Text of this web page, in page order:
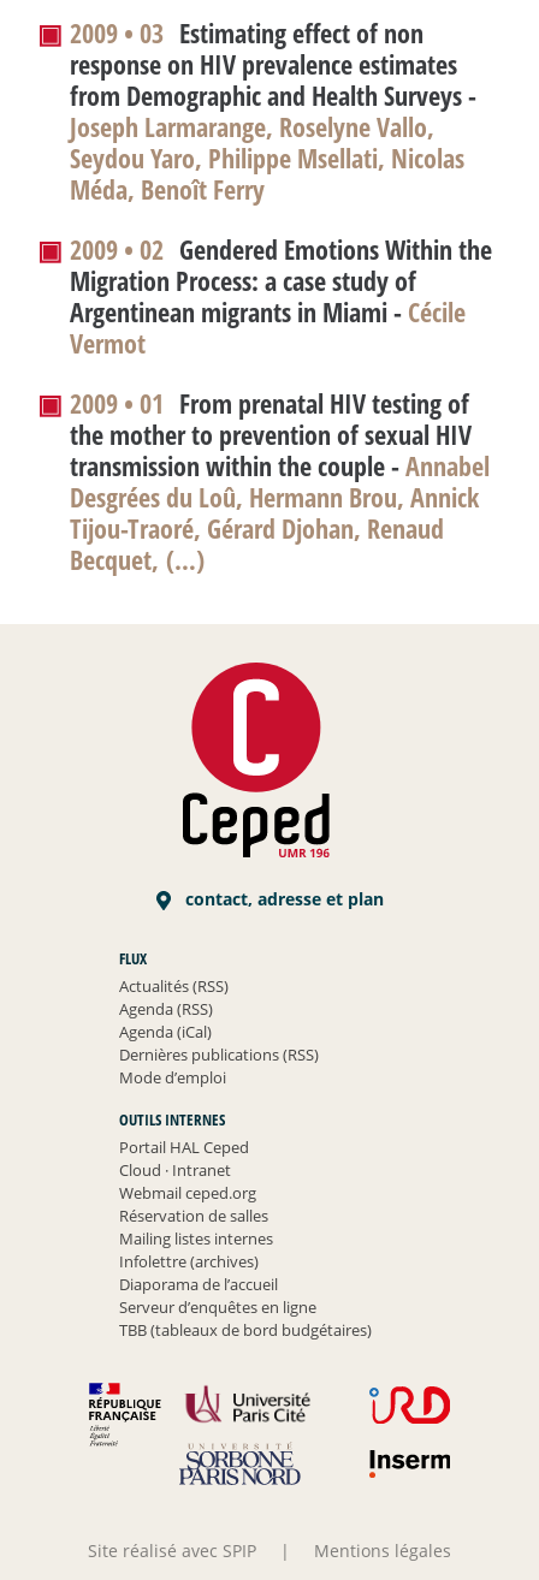
▣ 2009 • 03 Estimating effect of non
response on HIV prevalence estimates
from Demographic and Health Surveys-
Joseph Larmarange, Roselyne Vallo,
Seydou Yaro, Philippe Msellati, Nicolas
Méda, Benoît Ferry
▣ 2009 • 02 Gendered Emotions Within the
Migration Process: a case study of
Argentinean migrants in Miami-Cécile
Vermot
▣ 2009 • 01 From prenatal HIV testing of
the mother to prevention of sexual HIV
transmission within the couple-Annabel
Desgrées du Loû, Hermann Brou, Annick
Tijou-Traoré, Gérard Djohan, Renaud
Becquet, (…)
contact, adresse et plan
FLUX
Actualités (RSS)
Agenda (RSS)
Agenda (iCal)
Dernières publications (RSS)
Mode d’emploi
OUTILS INTERNES
Portail HAL Ceped
Cloud ·Intranet
Webmail ceped.org
Réservation de salles
Mailing listes internes
Infolettre (archives)
Diaporama de l’accueil
Serveur d’enquêtes en ligne
TBB (tableaux de bord budgétaires)
Site réalisé avec SPIP | Mentions légales